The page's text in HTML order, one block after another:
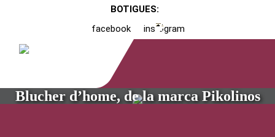
BOTIGUES:
facebook
instagram
Blucher d’home, de la marca Pikolinos